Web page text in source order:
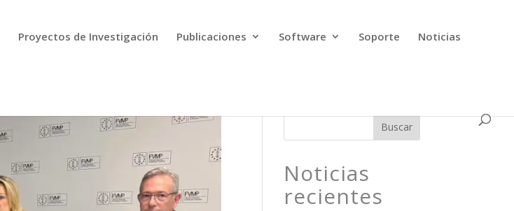
Proyectos de Investigación Publicaciones Software Soporte Noticias
Buscar
Noticias
recientes